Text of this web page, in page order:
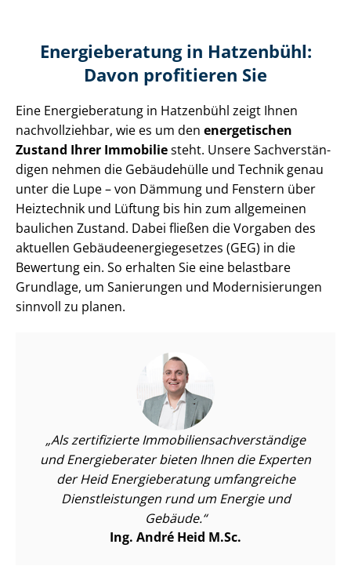
Energieberatung in Hatzenbühl:
Davon profitieren Sie
Eine Energieberatung in Hatzenbühl zeigt Ihnen
nachvollziehbar, wie es um den energetischen
Zustand Ihrer Immobiliesteht. Unsere Sach­ver­stän­
di­gen nehmen die Gebäudehülle und Technik genau
unter die Lupe – von Dämmung und Fenstern über
Heiztechnik und Lüftung bis hin zum allgemeinen
baulichen Zustand. Dabei fließen die Vorgaben des
aktuellen Ge­bäu­de­en­er­gie­ge­set­zes (GEG) in die
Bewertung ein. So erhalten Sie eine belastbare
Grundlage, um Sanierungen und Mo­der­ni­sie­run­gen
sinnvoll zu planen.
Als zertifizierte Im­mo­bi­li­en­sach­ver­stän­di­ge
und Energieberater bieten Ihnen die Experten
der Heid Energieberatung umfangreiche
Dienst­leis­tun­gen rund um Energie und
Gebäude.
Ing. André Heid M.Sc.